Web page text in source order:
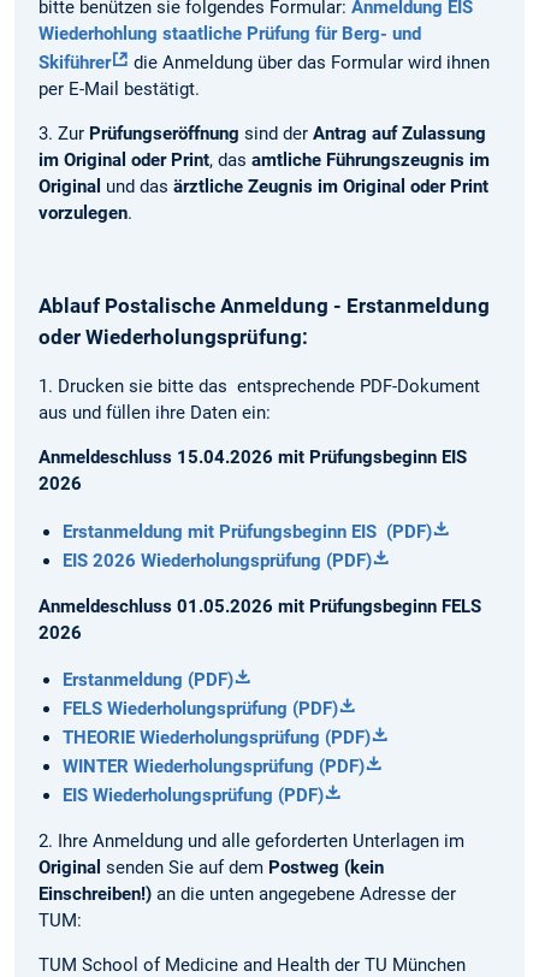
bitte benützen sie folgendes Formular: Anmeldung EIS
Wiederhohlung staatliche Prüfung für Berg- und
Skiführer
die Anmeldung über das Formular wird ihnen
per E-Mail bestätigt.
3. Zur Prüfungseröffnung sind der Antrag auf Zulassung
im Original oder Print, das amtliche Führungszeugnis im
Original und das ärztliche Zeugnis im Original oder Print
vorzulegen.
Ablauf Postalische Anmeldung - Erstanmeldung
oder Wiederholungsprüfung:
1. Drucken sie bitte das entsprechende PDF-Dokument
aus und füllen ihre Daten ein:
Anmeldeschluss 15.04.2026 mit Prüfungsbeginn EIS
2026
Erstanmeldung mit Prüfungsbeginn EIS (PDF)
EIS 2026 Wiederholungsprüfung (PDF)
Anmeldeschluss 01.05.2026 mit Prüfungsbeginn FELS
2026
Erstanmeldung (PDF)
FELS Wiederholungsprüfung (PDF)
THEORIE Wiederholungsprüfung (PDF)
WINTER Wiederholungsprüfung (PDF)
EIS Wiederholungsprüfung (PDF)
2. Ihre Anmeldung und alle geforderten Unterlagen im
Original senden Sie auf dem Postweg (kein
Einschreiben!) an die unten angegebene Adresse der
TUM:
TUM School of Medicine and Health der TU München